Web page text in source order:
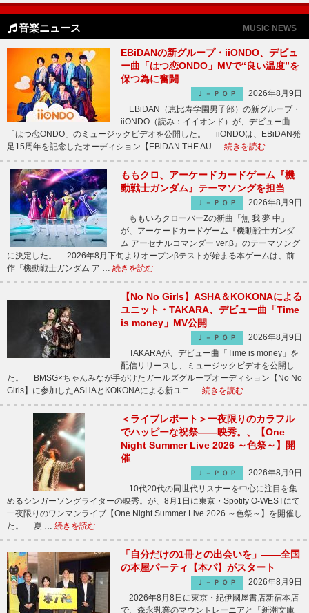
音楽ニュース MUSIC NEWS
EBiDANの新グループ・iiONDO、デビュ
ー曲「はつ恋ONDO」MVで“良い温度”を
保つ為に奮闘
Ｊ－ＰＯＰ
2026年8月9日
EBiDAN（恵比寿学園男子部）の新グループ・
iiONDO（読み：イイオンド）が、デビュー曲
「はつ恋ONDO」のミュージックビデオを公開した。 iiONDOは、EBiDAN発
足15周年を記念したオーディション【EBiDAN THE AU … 続きを読む
ももクロ、アーケードカードゲーム『機
動戦士ガンダム』テーマソングを担当
Ｊ－ＰＯＰ
2026年8月9日
ももいろクローバーZの新曲「無 我 夢 中」
が、アーケードカードゲーム『機動戦士ガンダ
ム アーセナルコマンダー ver.β』のテーマソング
に決定した。 2026年8月下旬よりオープンβテストが始まる本ゲームは、前
作『機動戦士ガンダム ア … 続きを読む
【No No Girls】ASHA＆KOKONAによる
ユニット・TAKARA、デビュー曲「Time
is money」MV公開
Ｊ－ＰＯＰ
2026年8月9日
TAKARAが、デビュー曲「Time is money」を
配信リリースし、ミュージックビデオを公開し
た。 BMSG×ちゃんみなが手がけたガールズグループオーディション【No No
Girls】に参加したASHAとKOKONAによる新ユニ … 続きを読む
＜ライブレポート＞一夜限りのカラフル
でハッピーな祝祭――映秀。、【One
Night Summer Live 2026 ～色祭～】開
催
Ｊ－ＰＯＰ
2026年8月9日
10代20代の同世代リスナーを中心に注目を集
めるシンガーソングライターの映秀。が、8月1日に東京・Spotify O-WESTにて
一夜限りのワンマンライブ【One Night Summer Live 2026 ～色祭～】を開催し
た。 夏 … 続きを読む
「自分だけの1冊との出会いを」――全国
の本屋パーティ【本パ】がスタート
Ｊ－ＰＯＰ
2026年8月9日
2026年8月8日に東京・紀伊國屋書店新宿本店
で、森永乳業のマウントレーニアと「新潮文庫